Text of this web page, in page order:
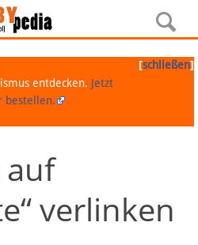
[schließen]
entdecken. Jetzt
bestellen.
auf
verlinken